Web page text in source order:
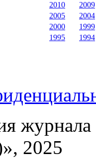
2010
2009
2005
2004
2000
1999
1995
1994
2025